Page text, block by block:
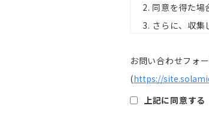
2. 同意を得た場
3. さらに、収集
個人情報の利用
お客様の個人
お問い合わせフォ
(https://
上記に同意する